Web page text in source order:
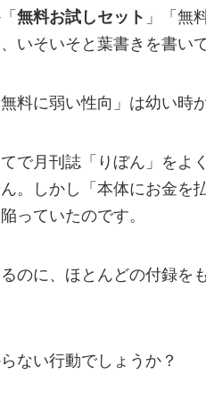
無料お試しセット 」「無
いそいそと葉書きを書い
料に弱い性向」は幼い時
で月刊誌「りぼん」をよ
。しかし「本体にお金を
っていたのです。
のに、ほとんどの付録を
ない行動でしょうか？